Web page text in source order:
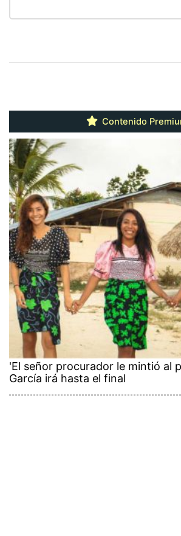
Contenido
'El señor procurador le mintió al
García irá hasta el final